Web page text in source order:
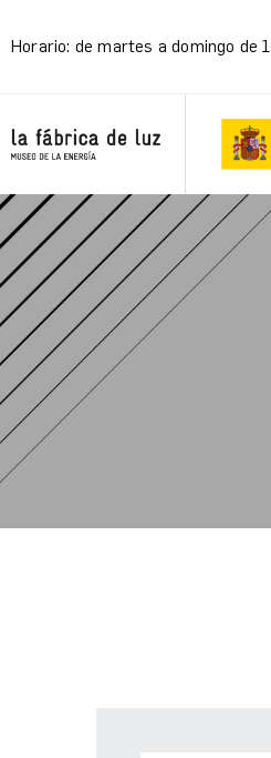
Horario: de martes a domingo de